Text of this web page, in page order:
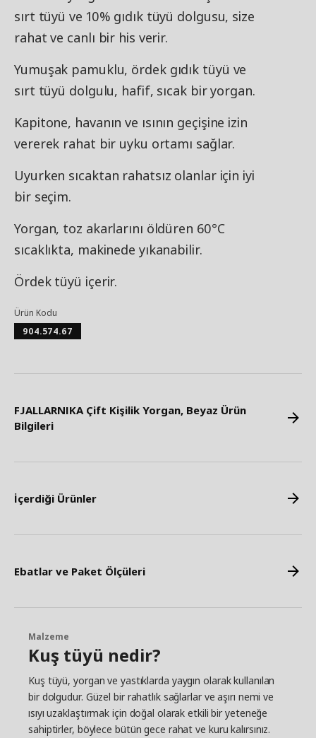
sırt tüyü ve 10% gıdık tüyü dolgusu, size
rahat ve canlı bir his verir.
Yumuşak pamuklu, ördek gıdık tüyü ve
sırt tüyü dolgulu, hafif, sıcak bir yorgan.
Kapitone, havanın ve ısının geçişine izin
vererek rahat bir uyku ortamı sağlar.
Uyurken sıcaktan rahatsız olanlar için iyi
bir seçim.
Yorgan, toz akarlarını öldüren 60°C
sıcaklıkta, makinede yıkanabilir.
Ördek tüyü içerir.
Ürün Kodu
904.574.67
FJALLARNIKA Çift Kişilik Yorgan, Beyaz Ürün
Bilgileri
İçerdiği Ürünler
Ebatlar ve Paket Ölçüleri
Malzeme
Kuş tüyü nedir?
Kuş tüyü, yorgan ve yastıklarda yaygın olarak kullanılan
bir dolgudur. Güzel bir rahatlık sağlarlar ve aşırı nemi ve
ısıyı uzaklaştırmak için doğal olarak etkili bir yeteneğe
sahiptirler, böylece bütün gece rahat ve kuru kalırsınız.